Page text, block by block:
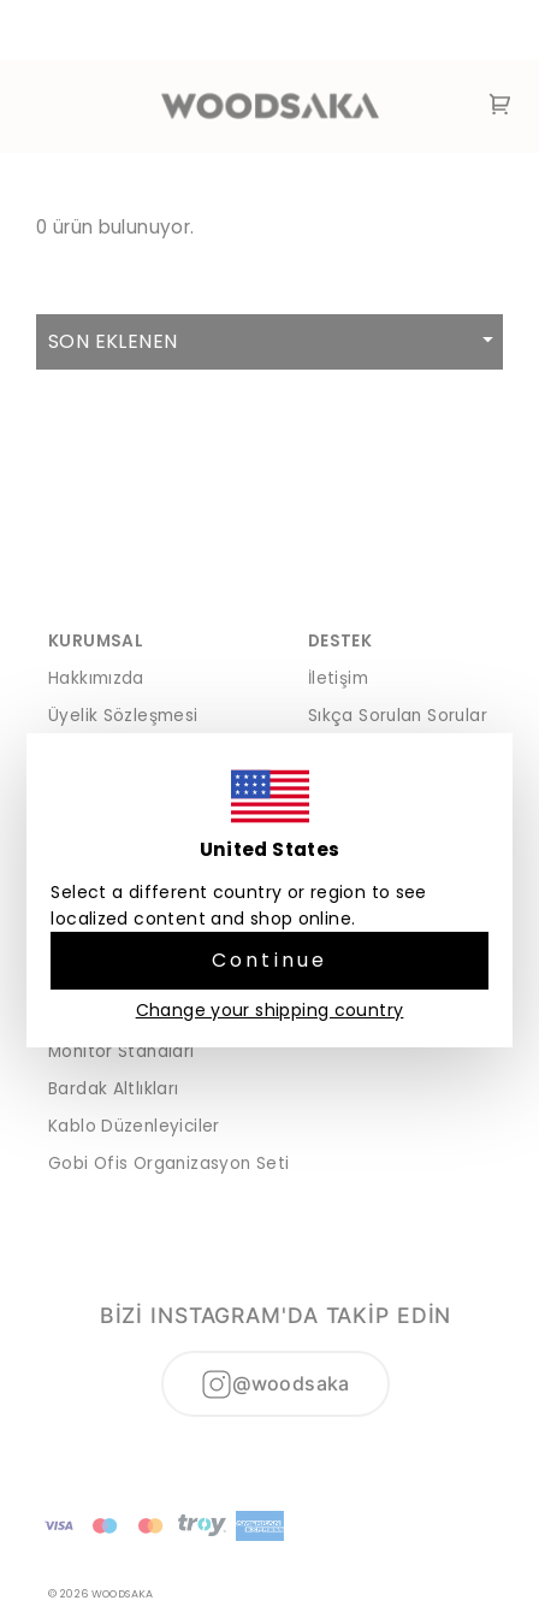
United States
Select a different country or region to see
localized content and shop online.
Continue
Change your shipping country
0 ürün bulunuyor.
KURUMSAL
Hakkımızda
Üyelik Sözleşmesi
Kişisel Veriler Politikası
DESTEK
İletişim
Sıkça Sorulan Sorular
Garanti
KEŞFET
3LINE Ofis Düzenleme Seti
Desna Saklama Kutuları
Monitör Standları
Bardak Altlıkları
Kablo Düzenleyiciler
Gobi Ofis Organizasyon Seti
BİZİ INSTAGRAM'DA TAKİP EDİN
@woodsaka
© 2026 WOODSAKA